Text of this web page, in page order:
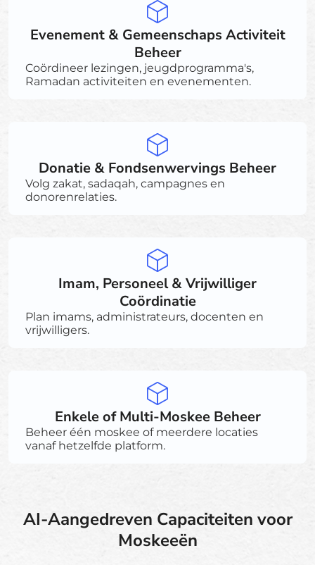
Evenement & Gemeenschaps Activiteit
Beheer
Coördineer lezingen, jeugdprogramma's,
Ramadan activiteiten en evenementen.
Donatie & Fondsenwervings Beheer
Volg zakat, sadaqah, campagnes en
donorenrelaties.
Imam, Personeel & Vrijwilliger
Coördinatie
Plan imams, administrateurs, docenten en
vrijwilligers.
Enkele of Multi-Moskee Beheer
Beheer één moskee of meerdere locaties
vanaf hetzelfde platform.
AI-Aangedreven Capaciteiten voor
Moskeeën